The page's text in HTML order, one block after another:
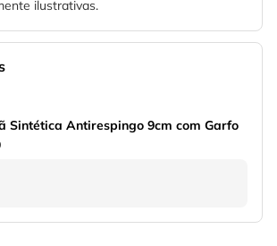
ilustrativas.
Sintética Antirespingo 9cm com Garfo